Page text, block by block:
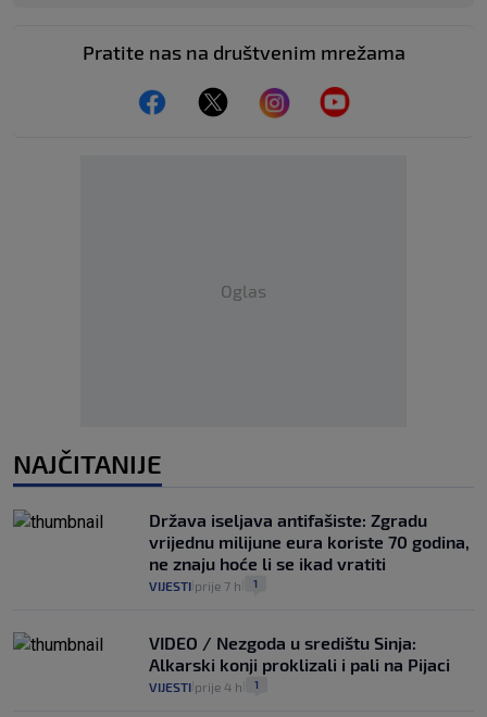
Pratite nas na društvenim mrežama
Oglas
NAJČITANIJE
Država iseljava antifašiste: Zgradu
vrijednu milijune eura koriste 70 godina,
ne znaju hoće li se ikad vratiti
VIJESTI prije 7 h 1
VIDEO / Nezgoda u središtu Sinja:
Alkarski konji proklizali i pali na Pijaci
VIJESTI prije 4 h 1